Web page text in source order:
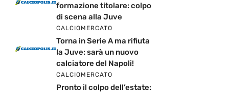
formazione titolare: colpo
di scena alla Juve
CALCIOMERCATO
Torna in Serie A ma rifiuta
la Juve: sarà un nuovo
calciatore del Napoli!
CALCIOMERCATO
Pronto il colpo dell’estate: